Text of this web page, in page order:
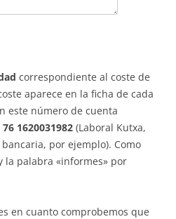
correspondiente al coste de
aparece en la ficha de cada
este número de cuenta
76 1620031982 (Laboral Kutxa,
por ejemplo). Como
la palabra «informes» por
en cuanto comprobemos que